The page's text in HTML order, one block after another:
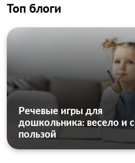
Топ блоги
Речевые игры для
дошкольника: весело и с
пользой